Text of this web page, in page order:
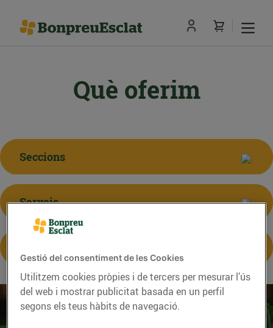
Què oferim
Seccions
Serveis
Gestió del consentiment de les Cookies
Utilitzem cookies pròpies i de tercers per mesurar l’ús
del web i mostrar publicitat basada en un perfil
segons els teus hàbits de navegació.